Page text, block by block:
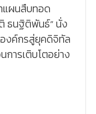
แผนสืบทอด
ธนฐิติพันธ์” นั่ง
งค์กรสู่ยุคดิจิทัล
ารเติบโตอย่าง